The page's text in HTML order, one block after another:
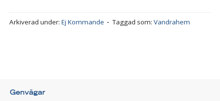
Arkiverad under:Ej Kommande Taggad som: Vandrahem
Genvägar